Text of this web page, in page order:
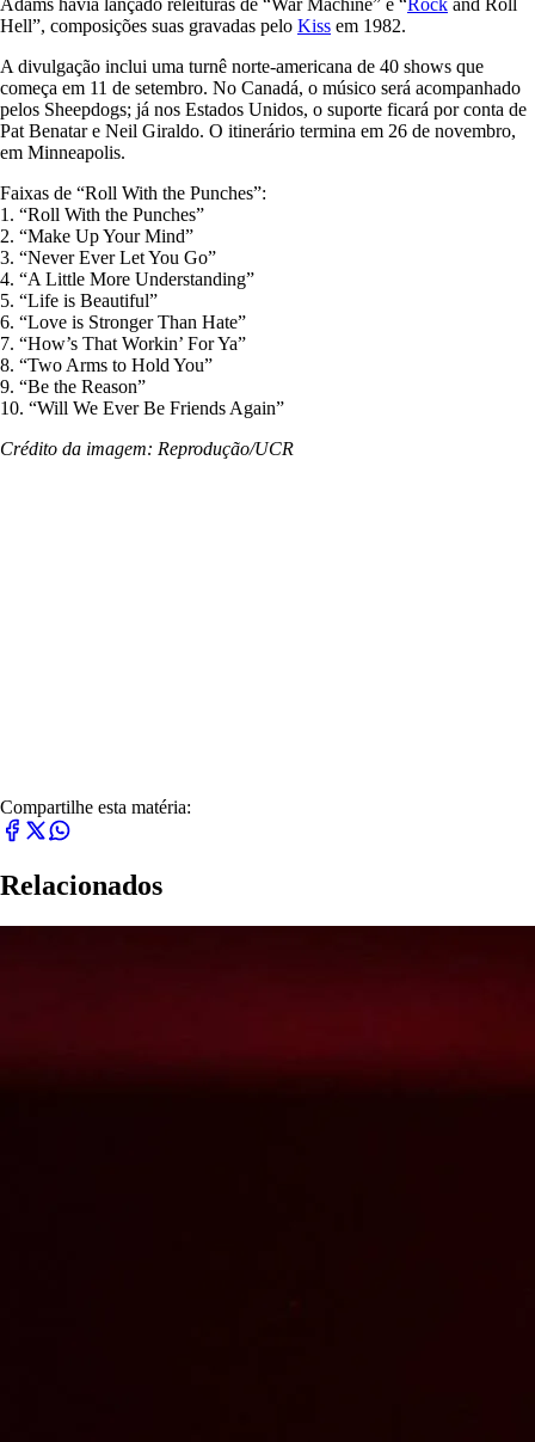
Hell”, composições suas gravadas pelo Kiss em 1982.
A divulgação inclui uma turnê norte-americana de 40 shows que
começa em 11 de setembro. No Canadá, o músico será acompanhado
pelos Sheepdogs; já nos Estados Unidos, o suporte ficará por conta de
Pat Benatar e Neil Giraldo. O itinerário termina em 26 de novembro,
em Minneapolis.
Faixas de “Roll With the Punches”:
1. “Roll With the Punches”
2. “Make Up Your Mind”
3. “Never Ever Let You Go”
4. “A Little More Understanding”
5. “Life is Beautiful”
6. “Love is Stronger Than Hate”
7. “How’s That Workin’ For Ya”
8. “Two Arms to Hold You”
9. “Be the Reason”
10. “Will We Ever Be Friends Again”
Crédito da imagem: Reprodução/UCR
Compartilhe esta matéria:
Relacionados